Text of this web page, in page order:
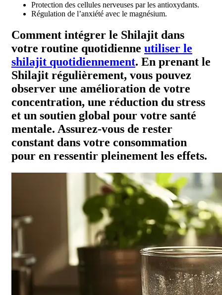
Protection des cellules nerveuses par les antioxydants.
Régulation de l’anxiété avec le magnésium.
Comment intégrer le Shilajit dans
votre routine quotidienne utiliser le
shilajit quotidiennement. En prenant le
Shilajit régulièrement, vous pouvez
observer une amélioration de votre
concentration, une réduction du stress
et un soutien global pour votre santé
mentale. Assurez-vous de rester
constant dans votre consommation
pour en ressentir pleinement les effets.